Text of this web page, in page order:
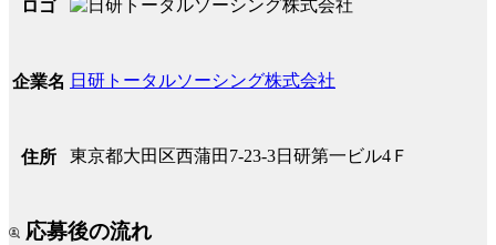
ロゴ
企業名 日研トータルソーシング株式会社
住所 東京都大田区西蒲田7-23-3日研第一ビル4Ｆ
応募後の流れ